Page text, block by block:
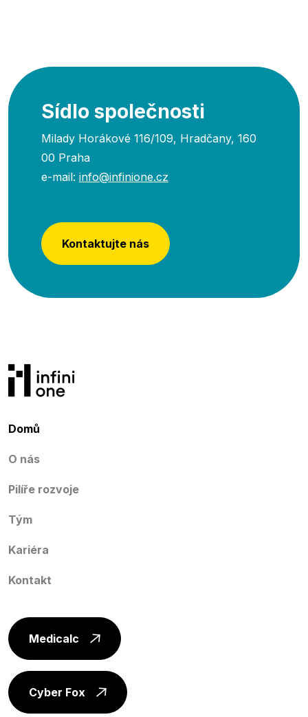
Sídlo společnosti
Milady Horákové 116/109, Hradčany, 160
00 Praha
e-mail: info@infinione.cz
Kontaktujte nás
Domů
O nás
Pilíře rozvoje
Tým
Kariéra
Kontakt
Medicalc
Cyber Fox